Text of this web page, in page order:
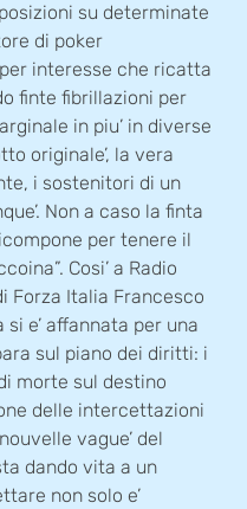
su determinate
di poker
interesse che ricatta
finte fibrillazioni per
in piu’ in diverse
originale’, la vera
i sostenitori di un
Non a caso la finta
per tenere il
Cosi’ a Radio
Forza Italia Francesco
e’ affannata per una
sul piano dei diritti: i
morte sul destino
delle intercettazioni
vague’ del
dando vita a un
non solo e’